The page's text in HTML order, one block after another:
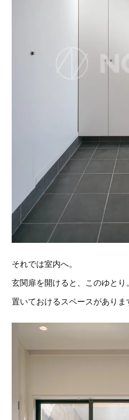
それでは室内へ。
玄関扉を開けると、このゆと
置いておけるスペースがありま